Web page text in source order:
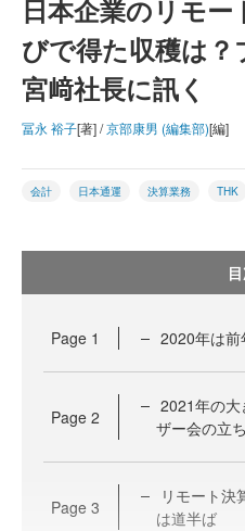
日本企業のリモ
びで得た収穫は
宮﨑社長に訊く
冨永 裕子[著] /京部康男 (編集部)[編]
会計 日本通運 決算業務 THK
Page 1 2020年は
Page 2
2021年の大
ザー会の立
Page 3
リモート決
は道半ば